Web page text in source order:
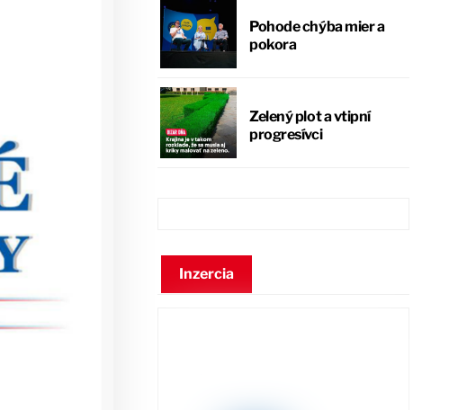
Pohode chýba mier a
pokora
Zelený plot a vtipní
progresívci
Inzercia